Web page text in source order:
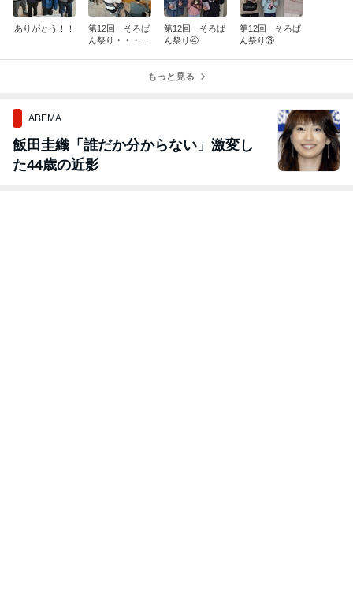
ありがとう！！
第12回 そろば
ん祭り・・・お
第12回 そろば
ん祭り④
第12回 そろば
ん祭り③
もっと見る
ABEMA
飯田圭織「誰だか分からない」激変し
た44歳の近影